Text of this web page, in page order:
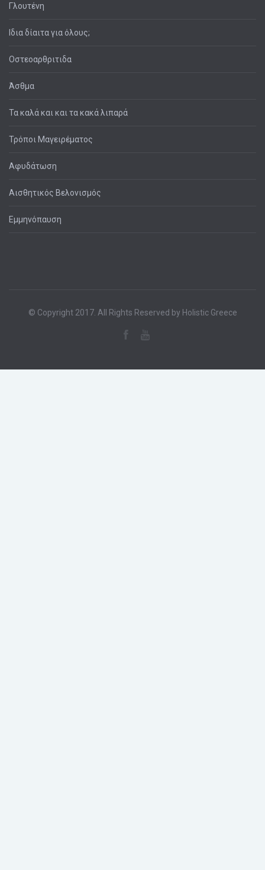
Γλουτένη
Ιδια δίαιτα για όλους;
Οστεοαρθριτιδα
Άσθμα
Τα καλά και και τα κακά λιπαρά
Τρόποι Μαγειρέματος
Αφυδάτωση
Αισθητικός Βελονισμός
Εμμηνόπαυση
© Copyright 2017. All Rights Reserved by Holistic Greece